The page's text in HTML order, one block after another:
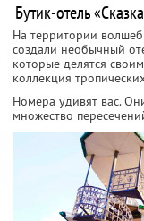
Бутик-отель
На территории
создали необычный
которые делятся
коллекция
Номера удивят вас.
множество